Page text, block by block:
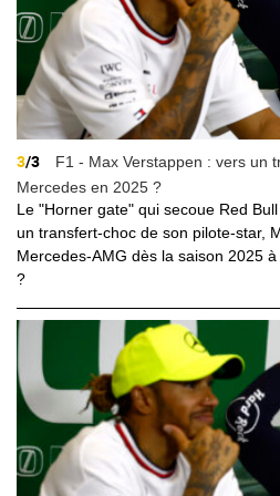
3/3
F1 - Max Verstappen : vers un
Mercedes en 2025 ?
Le "Horner gate" qui secoue Red
un transfert-choc de son pilote-star,
Mercedes-AMG dès la saison 2025
?